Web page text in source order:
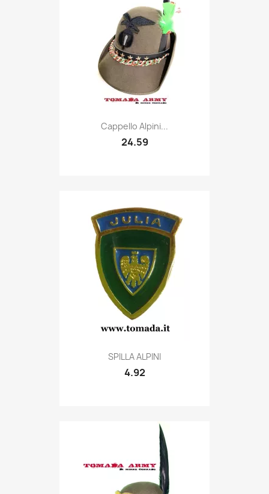
Quick view
Cappello Alpini...
24.59
Quick view
SPILLA ALPINI
4.92